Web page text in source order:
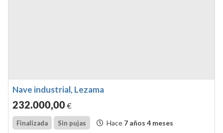
Nave industrial, Lezama
232.000,00€
Finalizada Sin pujas Hace 7 años 4 meses